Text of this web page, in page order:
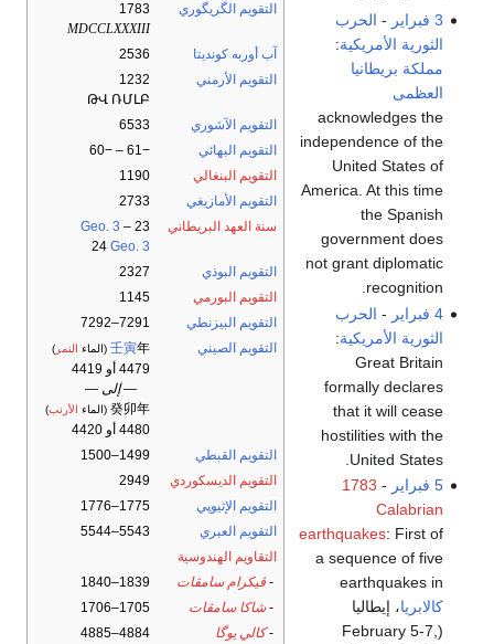
التقويم الگريگوري
1783
MDCCLXXXIII
آب أوربه كونديتا
2536
التقويم الأرمني
1232
ԹՎ ՌՄԼԲ
التقويم الآشوري
6533
التقويم البهائي
−61 – −60
التقويم البنغالي
1190
التقويم الأمازيغي
2733
سنة العهد البريطاني
23
Geo. 3 –
24 Geo. 3
التقويم البوذي
2327
التقويم البورمي
1145
التقويم البيزنطي
7291–7292
التقويم الصيني
壬寅年 (الماء النمر )
4479 أو 4419
— إلى —
癸卯年 (الماء الأرنب)
4480 أو 4420
التقويم القبطي
1499–1500
التقويم الديسكوردي
2949
التقويم الإثيوپي
1775–1776
التقويم العبري
5543–5544
التقاويم الهندوسية
- ڤيكرام سامڤات
1839–1840
-شاكا سامڤات
1705–1706
-كالي يوگا
4884–4885
3 فبراير - الحرب
الثورية الأمريكية:
مملكة بريطانيا
العظمى
acknowledges the
independence of the
United States of
America. At this time
the Spanish
government does
not grant diplomatic
recognition.
4 فبراير
- الحرب
الثورية الأمريكية:
Great Britain
formally declares
that it will cease
hostilities with the
United States.
5 فبراير
-
1783
Calabrian
earthquakes: First of
a sequence of five
earthquakes in
كالابريا، إيطاليا
(February 5-7,